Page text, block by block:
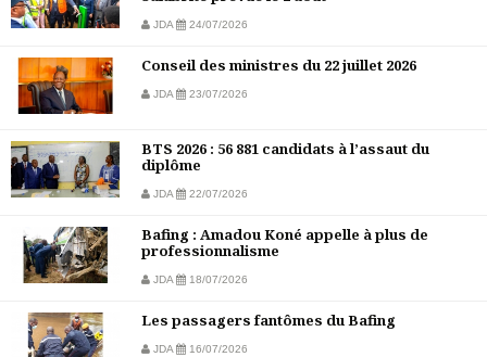
JDA 24/07/2026
Conseil des ministres du 22 juillet 2026
JDA 23/07/2026
BTS 2026 : 56 881 candidats à l’assaut du
diplôme
JDA 22/07/2026
Bafing : Amadou Koné appelle à plus de
professionnalisme
JDA 18/07/2026
Les passagers fantômes du Bafing
JDA 16/07/2026